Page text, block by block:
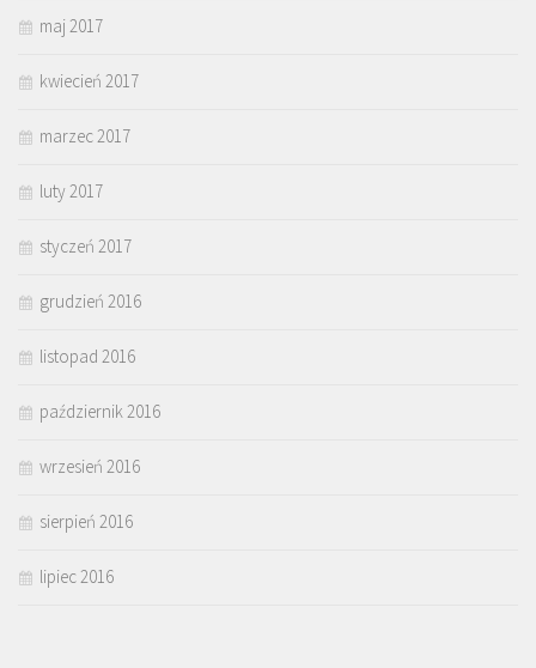
maj 2017
kwiecień 2017
marzec 2017
luty 2017
styczeń 2017
grudzień 2016
listopad 2016
październik 2016
wrzesień 2016
sierpień 2016
lipiec 2016